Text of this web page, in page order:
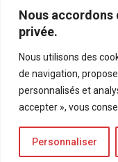
Nous accordons
privée.
Nous utilisons des
de navigation,
personnalisés et
accepter », vous
Personnaliser
Mentions légales
Bluesky
LinkedIn
Twitter